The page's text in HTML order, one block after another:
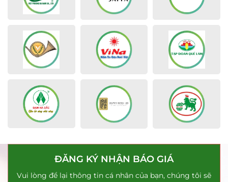
ĐĂNG KÝ NHẬN BÁO GIÁ
Vui lòng để lại thông tin cá nhân của bạn, chúng tôi sẽ